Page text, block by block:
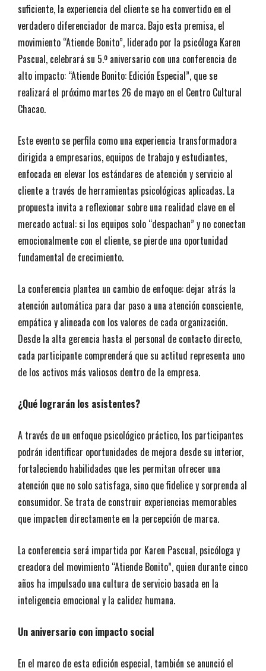
suficiente, la experiencia del cliente se ha convertido en el
verdadero diferenciador de marca. Bajo esta premisa, el
movimiento “Atiende Bonito”, liderado por la psicóloga Karen
Pascual, celebrará su 5.º aniversario con una conferencia de
alto impacto: “Atiende Bonito: Edición Especial”, que se
realizará el próximo martes 26 de mayo en el Centro Cultural
Chacao.
Este evento se perfila como una experiencia transformadora
dirigida a empresarios, equipos de trabajo y estudiantes,
enfocada en elevar los estándares de atención y servicio al
cliente a través de herramientas psicológicas aplicadas. La
propuesta invita a reflexionar sobre una realidad clave en el
mercado actual: si los equipos solo “despachan” y no conectan
emocionalmente con el cliente, se pierde una oportunidad
fundamental de crecimiento.
La conferencia plantea un cambio de enfoque: dejar atrás la
atención automática para dar paso a una atención consciente,
empática y alineada con los valores de cada organización.
Desde la alta gerencia hasta el personal de contacto directo,
cada participante comprenderá que su actitud representa uno
de los activos más valiosos dentro de la empresa.
¿Qué lograrán los asistentes?
A través de un enfoque psicológico práctico, los participantes
podrán identificar oportunidades de mejora desde su interior,
fortaleciendo habilidades que les permitan ofrecer una
atención que no solo satisfaga, sino que fidelice y sorprenda al
consumidor. Se trata de construir experiencias memorables
que impacten directamente en la percepción de marca.
La conferencia será impartida por Karen Pascual, psicóloga y
creadora del movimiento “Atiende Bonito”, quien durante cinco
años ha impulsado una cultura de servicio basada en la
inteligencia emocional y la calidez humana.
Un aniversario con impacto social
En el marco de esta edición especial, también se anunció el